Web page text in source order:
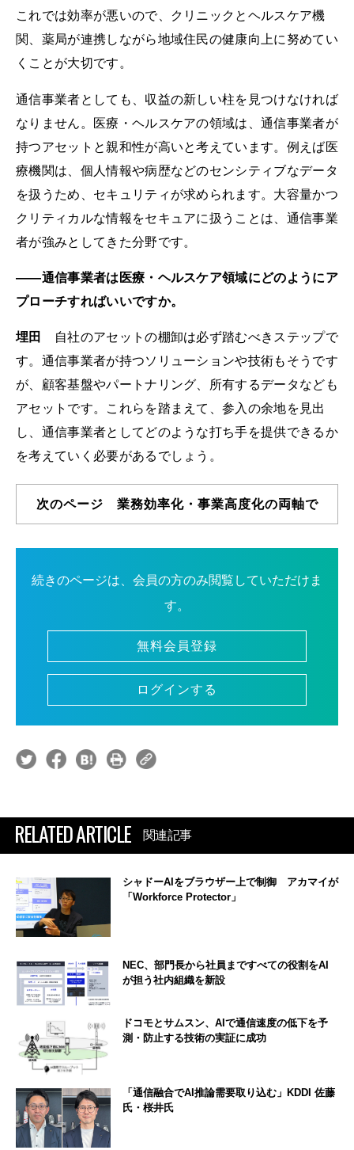
これでは効率が悪いので、クリニックとヘルスケア機
関、薬局が連携しながら地域住民の健康向上に努めてい
くことが大切です。
通信事業者としても、収益の新しい柱を見つけなければ
なりません。医療・ヘルスケアの領域は、通信事業者が
持つアセットと親和性が高いと考えています。例えば医
療機関は、個人情報や病歴などのセンシティブなデータ
を扱うため、セキュリティが求められます。大容量かつ
クリティカルな情報をセキュアに扱うことは、通信事業
者が強みとしてきた分野です。
――通信事業者は医療・ヘルスケア領域にどのようにア
プローチすればいいですか。
埋田
自社のアセットの棚卸は必ず踏むべきステップで
す。通信事業者が持つソリューションや技術もそうです
が、顧客基盤やパートナリング、所有するデータなども
アセットです。これらを踏まえて、参入の余地を見出
し、通信事業者としてどのような打ち手を提供できるか
を考えていく必要があるでしょう。
次のページ 業務効率化・事業高度化の両軸で
続きのページは、会員の方のみ閲覧していただけま
す。
無料会員登録
ログインする
RELATED ARTICLE 関連記事
シャドーAIをブラウザー上で制御 アカマイが
「Workforce Protector」
NEC、部門長から社員まですべての役割をAI
が担う社内組織を新設
ドコモとサムスン、AIで通信速度の低下を予
測・防止する技術の実証に成功
「通信融合でAI推論需要取り込む」KDDI 佐藤
氏・桜井氏